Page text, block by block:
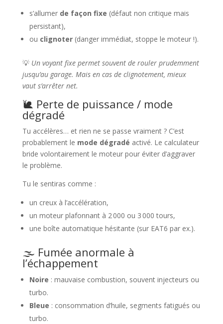
s’allumer de façon fixe (défaut non critique mais
persistant),
ou clignoter(danger immédiat, stoppe le moteur !).
💡 Un voyant fixe permet souvent de rouler prudemment
jusqu’au garage. Mais en cas de clignotement, mieux
vaut s’arrêter net.
🐌 Perte de puissance / mode
dégradé
Tu accélères… et rien ne se passe vraiment ? C’est
probablement le mode dégradé activé. Le calculateur
bride volontairement le moteur pour éviter d’aggraver
le problème.
Tu le sentiras comme :
un creux à l’accélération,
un moteur plafonnant à 2 000 ou 3 000 tours,
une boîte automatique hésitante (sur EAT6 par ex.).
🌫️ Fumée anormale à
l’échappement
Noire : mauvaise combustion, souvent injecteurs ou
turbo.
Bleue : consommation d’huile, segments fatigués ou
turbo.